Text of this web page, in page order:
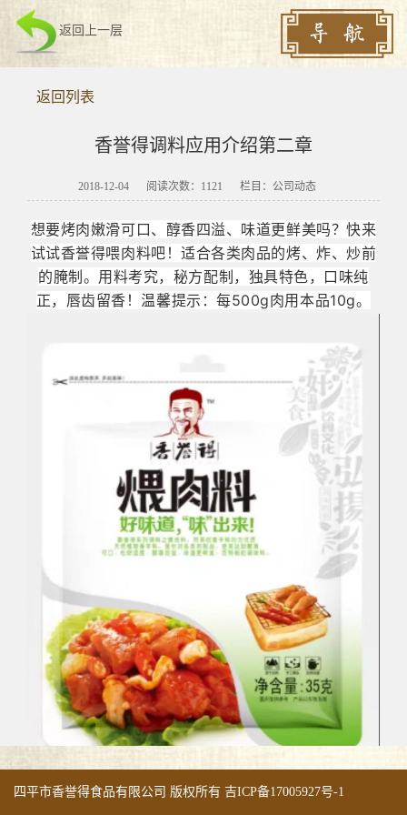
返回上一层
返回列表
香誉得调料应用介绍第二章
2018-12-04 阅读次数： 1121 栏目：公司动态
想要烤肉嫩滑可口、醇香四溢、味道更鲜美吗？快来
试试香誉得喂肉料吧！适合各类肉品的烤、炸、炒前
的腌制。用料考究，秘方配制，独具特色，口味纯
正，唇齿留香！温馨提示：每500g肉用本品10g。
四平市香誉得食品有限公司 版权所有 吉ICP备17005927号-1